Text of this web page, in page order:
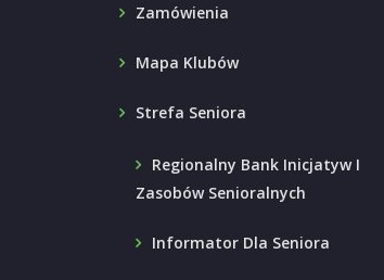
Zamówienia
Mapa Klubów
Strefa Seniora
Regionalny Bank Inicjatyw I
Zasobów Senioralnych
Informator Dla Seniora